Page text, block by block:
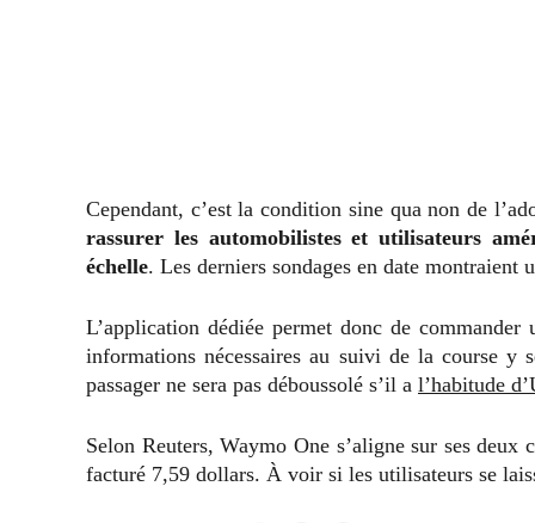
Cependant, c’est la condition sine qua non de
rassurer les automobilistes et utilisateurs
échelle. Les derniers sondages en date montraient
L’application dédiée permet donc de
informations nécessaires au suivi de la course y
passager ne sera pas déboussolé s’il a l’habitude
Selon Reuters, Waymo One s’aligne sur ses
facturé 7,59 dollars. À voir si les utilisateurs se